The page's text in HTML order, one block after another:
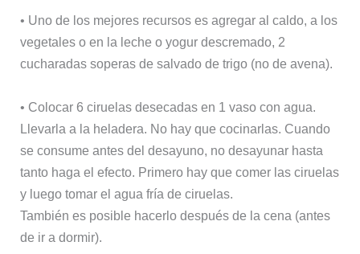
• Uno de los mejores recursos es agregar al caldo, a los
vegetales o en la leche o yogur descremado, 2
cucharadas soperas de salvado de trigo (no de avena).
• Colocar 6 ciruelas desecadas en 1 vaso con agua.
Llevarla a la heladera. No hay que cocinarlas. Cuando
se consume antes del desayuno, no desayunar hasta
tanto haga el efecto. Primero hay que comer las ciruelas
y luego tomar el agua fría de ciruelas.
También es posible hacerlo después de la cena (antes
de ir a dormir).